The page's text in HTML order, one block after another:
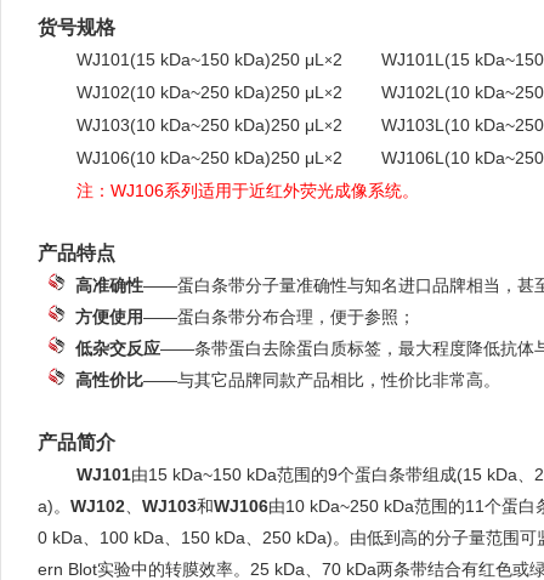
货号规格
WJ101(15 kDa~150 kDa)250 μL ×2 WJ101L(15 kDa~150
WJ102(10 kDa~250 kDa)250 μL ×2 WJ102L(10 kDa~250
WJ103(10 kDa~250 kDa)250 μL ×2 WJ103L(10 kDa~250
WJ106(10 kDa~250 kDa)250 μL ×2 WJ106L(10 kDa~250
注：WJ106系列适用于近红外荧光成像系统。
产品特点
高准确性——蛋白条带分子量准确性与知名进口品牌相当，甚
方便使用——蛋白条带分布合理，便于参照；
低杂交反应——条带蛋白去除蛋白质标签，最大程度降低抗体
高性价比——与其它品牌同款产品相比，性价比非常高。
产品简介
WJ101由15 kDa~150 kDa范围的9个蛋白条带组成(15 kDa 、2
a)。 WJ102 WJ103和WJ106由10 kDa~250 kDa范围的1 1个蛋白
0 kDa 100 kDa 150 kDa 250 kDa)。由低到高的分子量范围
ern Blot实验中的转膜效率。 25 kDa 70 kDa两条带结合有红色或